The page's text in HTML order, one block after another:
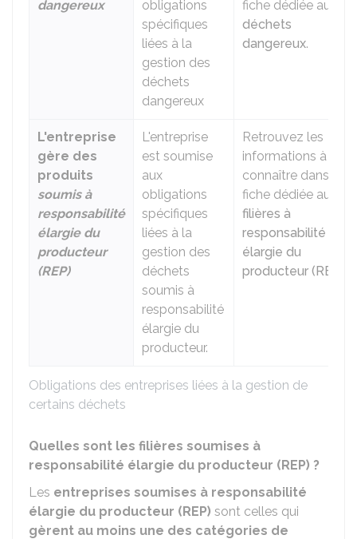
Obligations des entreprises liées à la gestion de
certains déchets
dangereux
obligations
spécifiques
liées à la
gestion des
déchets
dangereux
fiche dédiée aux
déchets
dangereux.
L'entreprise
gère des
produits
soumis à
responsabilité
élargie du
producteur
(REP)
L'entreprise
est soumise
aux
obligations
spécifiques
liées à la
gestion des
déchets
soumis à
responsabilité
élargie du
producteur.
Retrouvez les
informations à
connaître dans la
fiche dédiée aux
filières à
responsabilité
élargie du
producteur (REP)
Quelles sont les filières soumises à
responsabilité élargie du producteur (REP) ?
Les entreprises soumises à responsabilité
élargie du producteur (REP) sont celles qui
gèrent au moins une des catégories de